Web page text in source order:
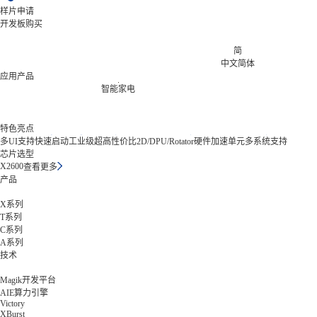
样片申请
开发板购买
简
中文简体
应用产品
特色亮点
多UI支持快速启动工业级超高性价比2D/DPU/Rotator硬件加速单元多系统支持
芯片选型
X2600查看更多
产品
X系列
T系列
C系列
A系列
技术
Magik开发平台
AIE算力引擎
Victory
XBurst